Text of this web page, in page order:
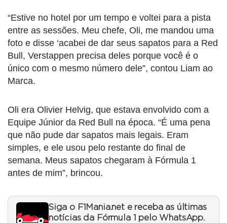
“Estive no hotel por um tempo e voltei para a pista
entre as sessões. Meu chefe, Oli, me mandou uma
foto e disse ‘acabei de dar seus sapatos para a Red
Bull, Verstappen precisa deles porque você é o
único com o mesmo número dele”, contou Liam ao
Marca.
Oli era Olivier Helvig, que estava envolvido com a
Equipe Júnior da Red Bull na época. “É uma pena
que não pude dar sapatos mais legais. Eram
simples, e ele usou pelo restante do final de
semana. Meus sapatos chegaram à Fórmula 1
antes de mim”, brincou.
Siga o F1Mania.net e receba as últimas
notícias da Fórmula 1 pelo WhatsApp.